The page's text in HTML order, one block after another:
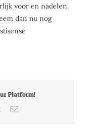
voor en nadelen.
dan nu nog
Platform!
Vk
E-